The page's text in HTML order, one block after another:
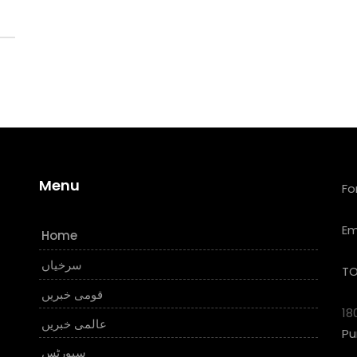
Menu
Home
سرخیاں
قومی خبریں
عالمی خبریں
سپورٹس